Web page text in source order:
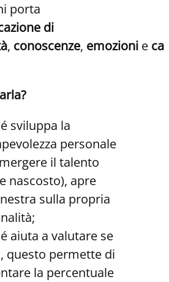
porta
di
, conoscenze, emozioni e
sviluppa la
personale
il talento
nascosto), apre
sulla propria
aiuta a valutare se
questo permette di
la percentuale